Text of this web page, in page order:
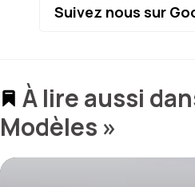
Suivez nous sur
À lire aussi
Modèles »